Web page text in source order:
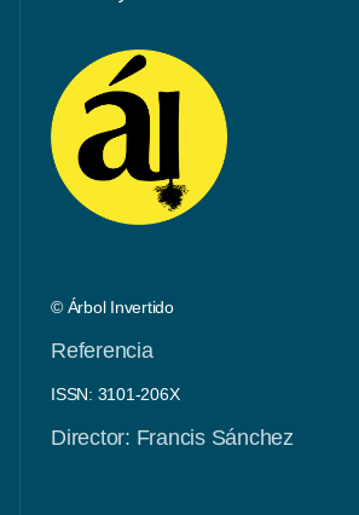
© Árbol Invertido
Referencia
ISSN: 3101-206X
Director: Francis Sánchez